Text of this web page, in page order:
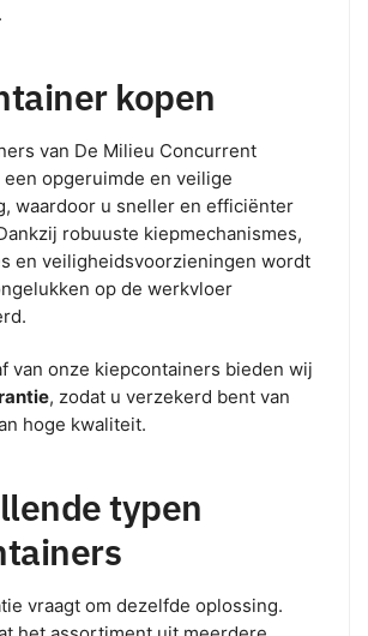
kopen
van De Milieu Concurrent
een opgeruimde en veilige
waardoor u sneller en efficiënter
robuuste kiepmechanismes,
en veiligheidsvoorzieningen wordt
op de werkvloer
van onze kiepcontainers bieden wij
, zodat u verzekerd bent van
hoge kwaliteit.
typen
vraagt om dezelfde oplossing.